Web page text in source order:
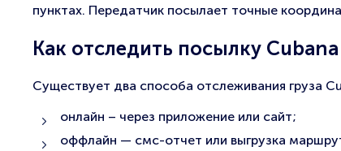
пунктах. Передатчик посылает точные
Как отследить посылку
Существует два способа отслеживания груза
онлайн – через приложение или сайт;
оффлайн — смс-отчет или выгрузка